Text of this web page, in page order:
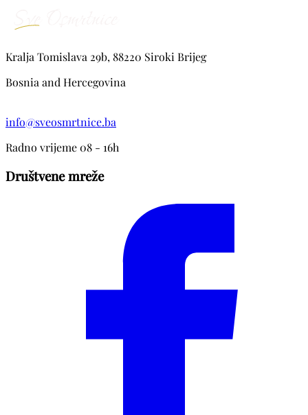
Kralja Tomislava 29b, 88220 Siroki Brijeg
Bosnia and Hercegovina
info@sveosmrtnice.ba
Radno vrijeme 08 - 16h
Društvene mreže